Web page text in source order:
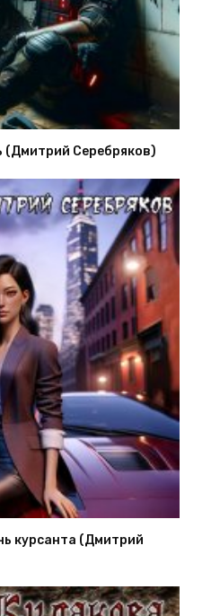
(Дмитрий Серебряков)
курсанта (Дмитрий